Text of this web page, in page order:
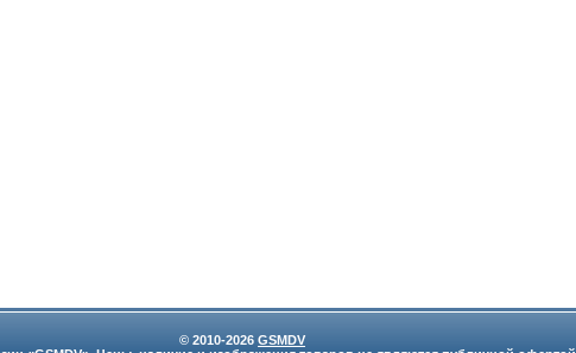
© 2010-2026 GSMDV